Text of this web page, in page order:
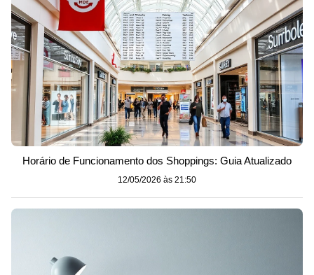
Horário de Funcionamento dos Shoppings: Guia Atualizado
12/05/2026 às 21:50